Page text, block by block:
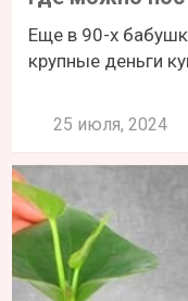
Еще в 90-х
крупные деньги
25 июля, 2024